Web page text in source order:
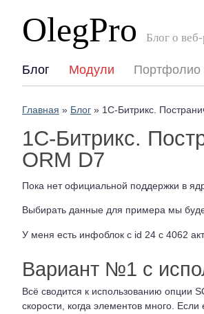
OlegPro Блог о
Блог Модули Портфолио
Главная » Блог » 1С-Битрикс.
1С-Битрикс.
ORM D7
Пока нет официальной поддержки в
Выбирать данные для примера мы
У меня есть инфоблок с id 24 с 4062
Вариант №1 с
Всё сводится к использованию опции
скорости, когда элементов много.